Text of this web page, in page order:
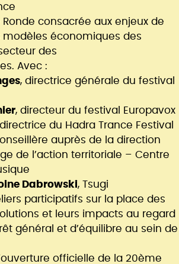
Ronde consacrée aux enjeux de
modèles économiques des
des
Avec :
, directrice générale du festival
, directeur du festival Europavox
du Hadra Trance Festival
auprès de la direction
de l’action territoriale – Centre
Dabrowski, Tsugi
participatifs sur la place des
et leurs impacts au regard
général et d’équilibre au sein de
officielle de la 20ème